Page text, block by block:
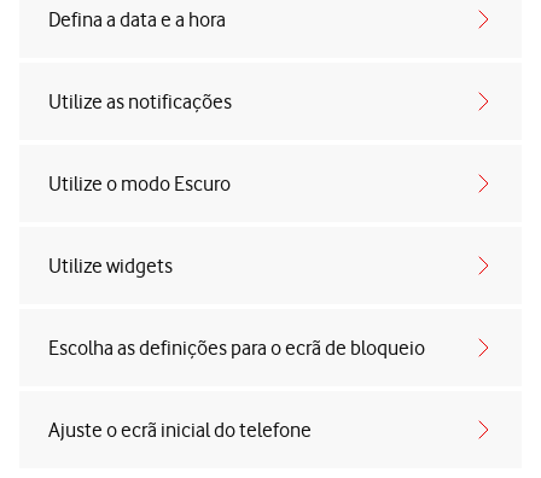
Defina a data e a hora
Utilize as notificações
Utilize o modo Escuro
Utilize widgets
Escolha as definições para o ecrã de bloqueio
Ajuste o ecrã inicial do telefone